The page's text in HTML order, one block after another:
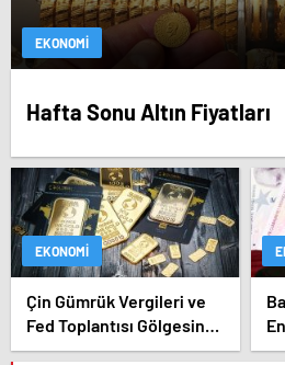
EKONOMI
Hafta Sonu Altın Fiyatları
EKONOMI
Çin Gümrük Vergileri ve
Fed Toplantısı Gölgesinde
Altın Fiyatları Yükselişte